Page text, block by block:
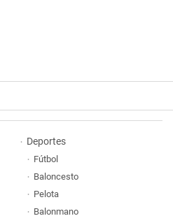
Deportes
Fútbol
Baloncesto
Pelota
Balonmano